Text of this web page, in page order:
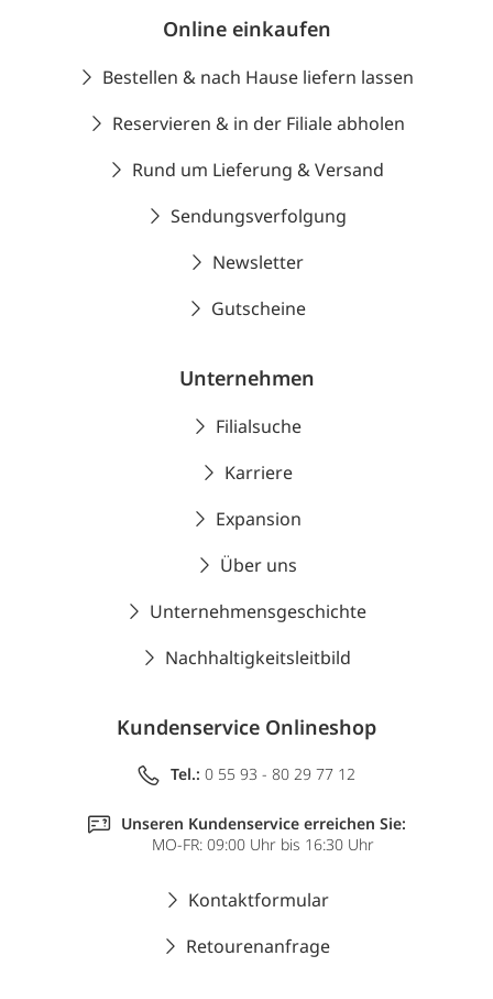
Online einkaufen
Bestellen & nach Hause liefern lassen
Reservieren & in der Filiale abholen
Rund um Lieferung & Versand
Sendungsverfolgung
Newsletter
Gutscheine
Unternehmen
Filialsuche
Karriere
Expansion
Über uns
Unternehmensgeschichte
Nachhaltigkeitsleitbild
Kundenservice Onlineshop
Tel.: 0 55 93 - 80 29 77 12
Unseren Kundenservice erreichen Sie:
MO-FR: 09:00 Uhr bis 16:30 Uhr
Kontaktformular
Retourenanfrage